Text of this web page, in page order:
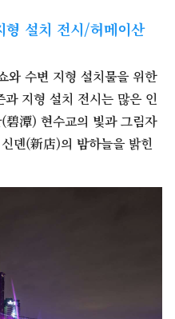
설치 전시/허메이산
와 수변 지형 설치물을 위한
지형 설치 전시는 많은 인
碧潭) 현수교의 빛과 그림자
뎬(新店)의 밤하늘을 밝힌